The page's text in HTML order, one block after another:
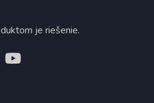
je riešenie.